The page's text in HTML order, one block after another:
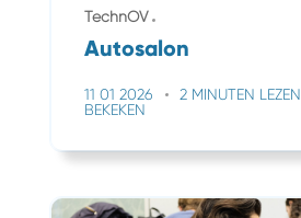
TechnOV
Autosalon
11 01 2026 2 MINUTEN LEZEN
BEKEKEN